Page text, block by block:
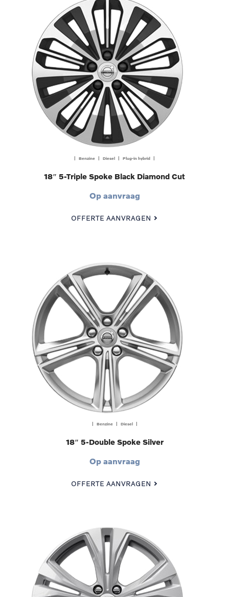
| Benzine | Diesel | Plug-in hybrid |
18″ 5-Triple Spoke Black Diamond Cut
Op aanvraag
OFFERTE AANVRAGEN
| Benzine | Diesel |
18″ 5-Double Spoke Silver
Op aanvraag
OFFERTE AANVRAGEN